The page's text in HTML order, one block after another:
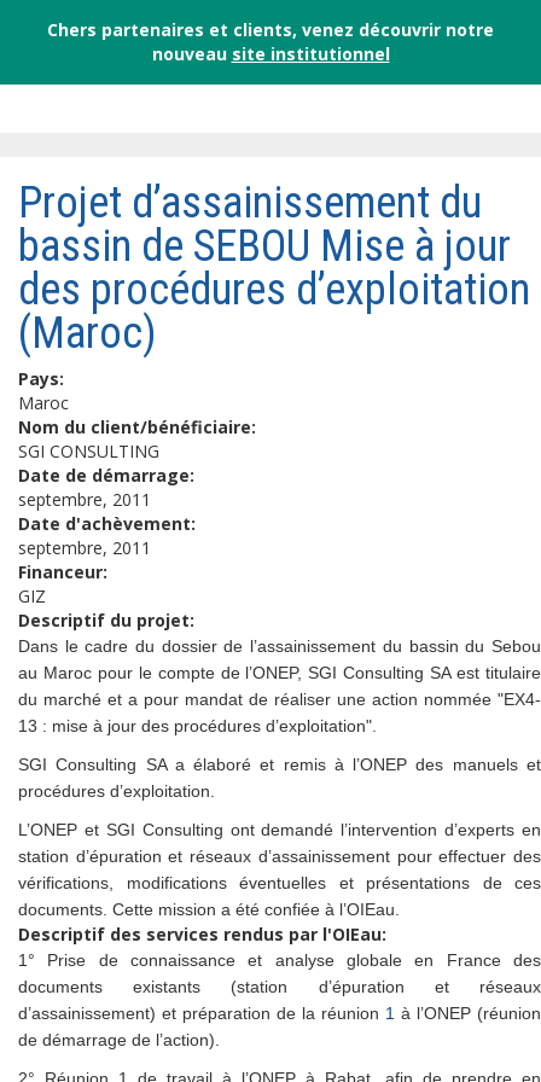
Chers partenaires et clients, venez découvrir notre
nouveau site institutionnel
Projet d’assainissement du
bassin de SEBOU Mise à jour
des procédures d’exploitation
(Maroc)
Pays:
Maroc
Nom du client/bénéficiaire:
SGI CONSULTING
Date de démarrage:
septembre, 2011
Date d'achèvement:
septembre, 2011
Financeur:
GIZ
Descriptif du projet:
Dans le cadre du dossier de l’assainissement du bassin du Sebou
au Maroc pour le compte de l’ONEP, SGI Consulting SA est titulaire
du marché et a pour mandat de réaliser une action nommée "EX4-
13 : mise à jour des procédures d’exploitation"
SGI Consulting SA a élaboré et remis à l’ONEP des manuels et
procédures d’exploitation.
L’ONEP et SGI Consulting ont demandé l’intervention d’experts en
station d’épuration et réseaux d’assainissement pour effectuer des
vérifications, modifications éventuelles et présentations de ces
documents. Cette mission a été confiée à l’OIEau.
Descriptif des services rendus par l'OIEau:
1° Prise de connaissance et analyse globale en France des
documents existants (station d’épuration et réseaux
d’assainissement) et préparation de la réunion 1 à l’ONEP (réunion
de démarrage de l’action).